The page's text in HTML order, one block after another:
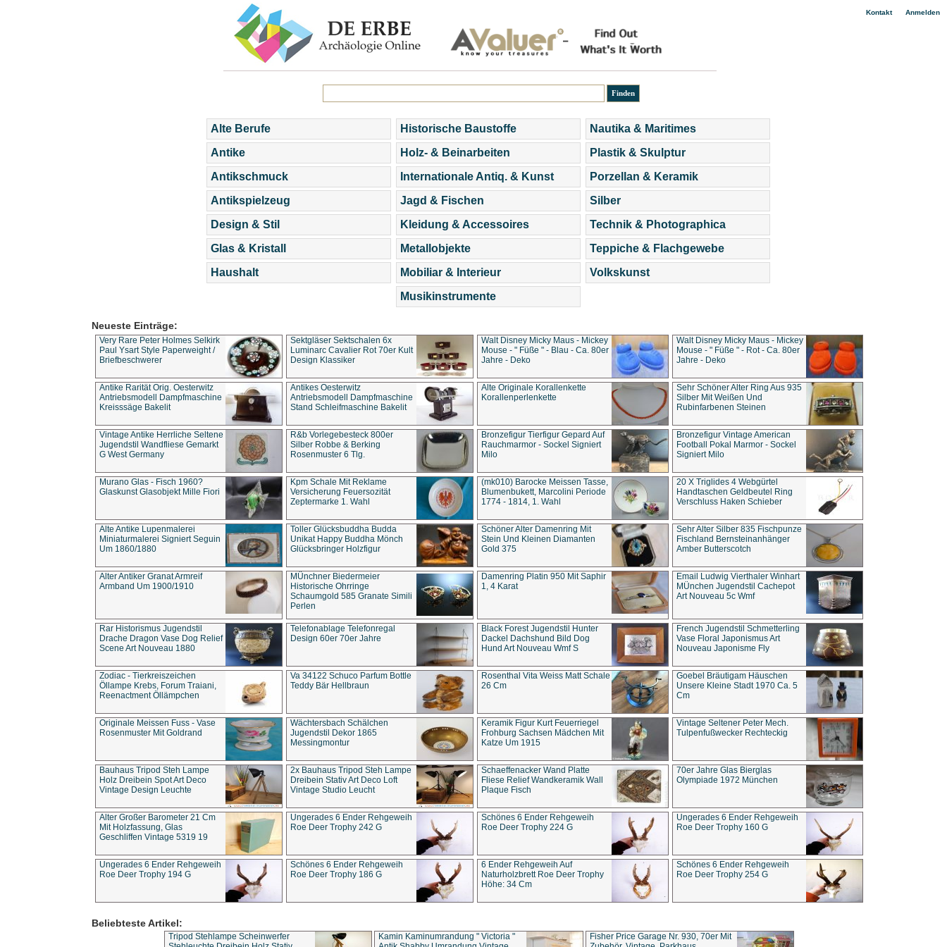
Kontakt| Anmelden
Alte Berufe
Antike
Antikschmuck
Antikspielzeug
Design & Stil
Glas & Kristall
Haushalt
Historische Baustoffe
Holz- & Beinarbeiten
Internationale Antiq. & Kunst
Jagd & Fischen
Kleidung & Accessoires
Metallobjekte
Mobiliar & Interieur
Musikinstrumente
Nautika & Maritimes
Plastik & Skulptur
Porzellan & Keramik
Silber
Technik & Photographica
Teppiche & Flachgewebe
Volkskunst
Neueste Einträge:
Very Rare Peter Holmes Selkirk
Paul Ysart Style Paperweight /
Briefbeschwerer
Sektgläser Sektschalen 6x
Luminarc Cavalier Rot 70er Kult
Design Klassiker
Walt Disney Micky Maus - Mickey
Mouse - " Füße " - Blau - Ca. 80er
Jahre - Deko
Walt Disney Micky Maus - Mickey
Mouse - " Füße " - Rot - Ca. 80er
Jahre - Deko
Antike Rarität Orig. Oesterwitz
Antriebsmodell Dampfmaschine
Kreisssäge Bakelit
Antikes Oesterwitz
Antriebsmodell Dampfmaschine
Stand Schleifmaschine Bakelit
Alte Originale Korallenkette
Korallenperlenkette
Sehr Schöner Alter Ring Aus 935
Silber Mit Weißen Und
Rubinfarbenen Steinen
Vintage Antike Herrliche Seltene
Jugendstil Wandfliese Gemarkt
G West Germany
R&b Vorlegebesteck 800er
Silber Robbe & Berking
Rosenmuster 6 Tlg.
Bronzefigur Tierfigur Gepard Auf
Rauchmarmor - Sockel Signiert
Milo
Bronzefigur Vintage American
Football Pokal Marmor - Sockel
Signiert Milo
Murano Glas - Fisch 1960?
Glaskunst Glasobjekt Mille Fiori
Kpm Schale Mit Reklame
Versicherung Feuersozität
Zeptermarke 1. Wahl
(mk010) Barocke Meissen Tasse,
Blumenbukett, Marcolini Periode
1774 - 1814, 1. Wahl
20 X Triglides 4 Webgürtel
Handtaschen Geldbeutel Ring
Verschluss Haken Schieber
Alte Antike Lupenmalerei
Miniaturmalerei Signiert Seguin
Um 1860/1880
Toller Glücksbuddha Budda
Unikat Happy Buddha Mönch
Glücksbringer Holzfigur
Schöner Alter Damenring Mit
Stein Und Kleinen Diamanten
Gold 375
Sehr Alter Silber 835 Fischpunze
Fischland Bernsteinanhänger
Amber Butterscotch
Alter Antiker Granat Armreif
Armband Um 1900/1910
MÜnchner Biedermeier
Historische Ohrringe
Schaumgold 585 Granate Simili
Perlen
Damenring Platin 950 Mit Saphir
1, 4 Karat
Email Ludwig Vierthaler Winhart
MÜnchen Jugendstil Cachepot
Art Nouveau 5c Wmf
Rar Historismus Jugendstil
Drache Dragon Vase Dog Relief
Scene Art Nouveau 1880
Telefonablage Telefonregal
Design 60er 70er Jahre
Black Forest Jugendstil Hunter
Dackel Dachshund Bild Dog
Hund Art Nouveau Wmf S
French Jugendstil Schmetterling
Vase Floral Japonismus Art
Nouveau Japonisme Fly
Zodiac - Tierkreiszeichen
Öllampe Krebs, Forum Traiani,
Reenactment Öllämpchen
Va 34122 Schuco Parfum Bottle
Teddy Bär Hellbraun
Rosenthal Vita Weiss Matt Schale
26 Cm
Goebel Bräutigam Häuschen
Unsere Kleine Stadt 1970 Ca. 5
Cm
Originale Meissen Fuss - Vase
Rosenmuster Mit Goldrand
Wächtersbach Schälchen
Jugendstil Dekor 1865
Messingmontur
Keramik Figur Kurt Feuerriegel
Frohburg Sachsen Mädchen Mit
Katze Um 1915
Vintage Seltener Peter Mech.
Tulpenfußwecker Rechteckig
Bauhaus Tripod Steh Lampe
Holz Dreibein Spot Art Deco
Vintage Design Leuchte
2x Bauhaus Tripod Steh Lampe
Dreibein Stativ Art Deco Loft
Vintage Studio Leucht
Schaeffenacker Wand Platte
Fliese Relief Wandkeramik Wall
Plaque Fisch
70er Jahre Glas Bierglas
Olympiade 1972 München
Alter Großer Barometer 21 Cm
Mit Holzfassung, Glas
Geschliffen Vintage 5319 19
Ungerades 6 Ender Rehgeweih
Roe Deer Trophy 242 G
Schönes 6 Ender Rehgeweih
Roe Deer Trophy 224 G
Ungerades 6 Ender Rehgeweih
Roe Deer Trophy 160 G
Ungerades 6 Ender Rehgeweih
Roe Deer Trophy 194 G
Schönes 6 Ender Rehgeweih
Roe Deer Trophy 186 G
6 Ender Rehgeweih Auf
Naturholzbrett Roe Deer Trophy
Höhe: 34 Cm
Schönes 6 Ender Rehgeweih
Roe Deer Trophy 254 G
Beliebteste Artikel:
Tripod Stehlampe Scheinwerfer
Kamin Kaminumrandung " Victoria "
Fisher Price Garage Nr. 930, 70er Mit